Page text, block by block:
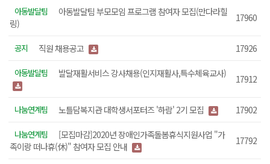
아동발달팀
아동발달팀 부모모임 프로그램 참여자 모집(만다라힐
링)
17960
공지 직원 채용공고 17926
아동발달팀 발달재활서비스 강사채용(인지재활사,특수체육교사) 17912
나눔연계팀 노틀담복지관 대학생서포터즈 '하람' 2기 모집 17902
나눔연계팀
[모집마감]2020년 장애인가족돌봄휴식지원사업 "가
족이랑 떠나휴(休)" 참여자 모집 안내
17792